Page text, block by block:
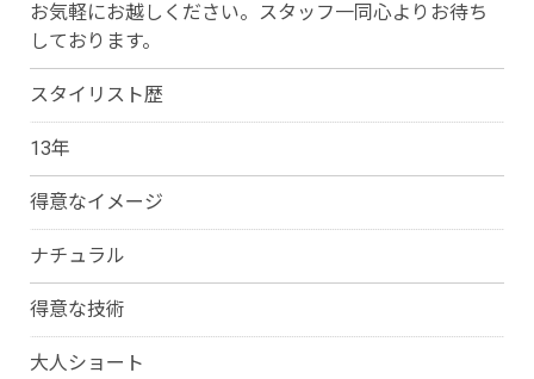
お気軽にお越しください。スタッフ一同心よりお待ち
しております。
スタイリスト歴
13年
得意なイメージ
ナチュラル
得意な技術
大人ショート